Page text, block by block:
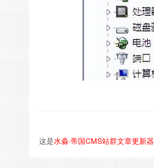
这是水淼·帝国CMS站群文章更新器